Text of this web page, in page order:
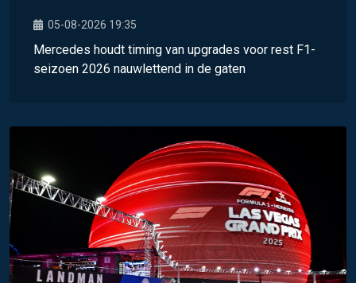
05-08-2026 19:35
Mercedes houdt timing van upgrades voor rest F1-
seizoen 2026 nauwlettend in de gaten